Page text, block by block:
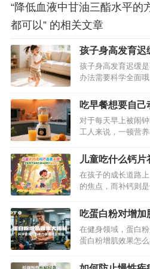
“降低血液中甘油三酯水平的
都可以” 的相关文章
孩子身高发育迟
莱钙镁维生素D
孩子身高发育迟缓
办法需要科学全面
吃早餐想要自己
餐机做好？
对于每天早上被闹
工人来说，一顿营
生问题；自己动手
功能单一，根本无
大家推荐一款早餐
料理机，帮你轻松
儿童吃什么钙
补钙保健品推荐
在孩子的成长道路
的焦点，而补钙则
入困惑：儿童吃什
健品效果最佳？经
馈，纽崔莱钙镁维
选择。…
吃蛋白粉对增加
能健康稳定的增
在健身领域，蛋白
蛋白粉增肌效果怎
用实现健康稳定的